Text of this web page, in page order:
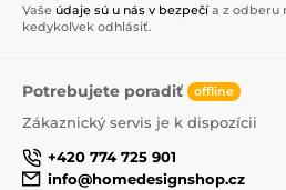
Vaše údaje sú u nás v bezpečí a z odberu
kedykoľvek odhlásiť.
Potrebujete poradiť offline
Zákaznický servis je k dispozícii
+420 774 725 901
info@homedesignshop.cz